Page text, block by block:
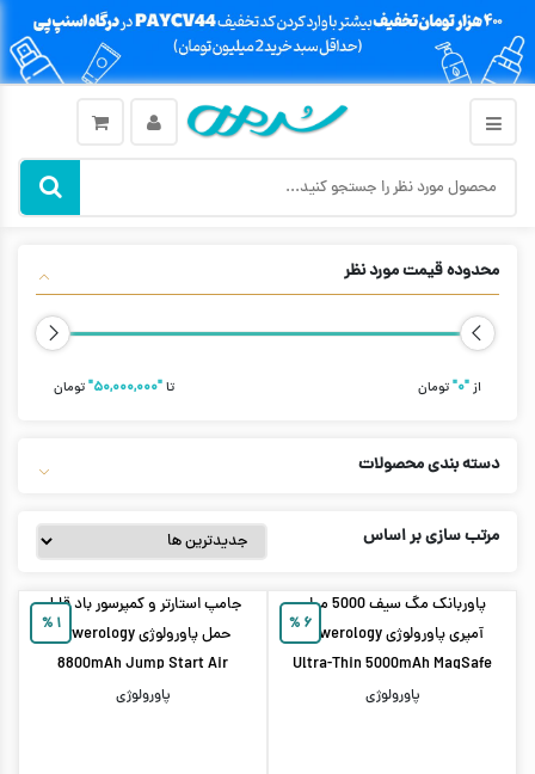
محدوده قیمت مورد نظر
از"۰" تومان تا"۵۰,۰۰۰,۰۰۰" تومان
دسته بندی محصولات
مرتب سازی بر اساس
۶ %
پاوربانک مگ سیف 5000 میلی
آمپری پاورولوژی Powerology
Ultra-Thin 5000mAh MagSafe
Power Bank
پاورولوژی
۱ %
جامپ استارتر و کمپرسور باد قابل
حمل پاورولوژی Powerology
8800mAh Jump Start Air
Compressor
پاورولوژی